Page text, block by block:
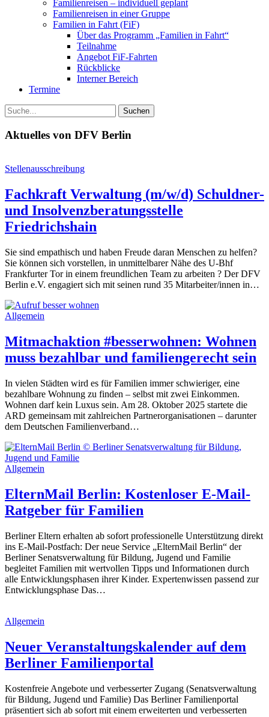
Familienreisen – individuell geplant
Familienreisen in einer Gruppe
Familien in Fahrt (FiF)
Über das Programm „Familien in Fahrt“
Teilnahme
Angebot FiF-Fahrten
Rückblicke
Interner Bereich
Termine
Suche
Aktuelles von DFV Berlin
Stellenausschreibung
Fachkraft Verwaltung (m/w/d) Schuldner-
und Insolvenzberatungsstelle
Friedrichshain
Sie sind empathisch und haben Freude daran Menschen zu helfen?
Sie können sich vorstellen, in unmittelbarer Nähe des U-Bhf
Frankfurter Tor in einem freundlichen Team zu arbeiten ? Der DFV
Berlin e.V. engagiert sich mit seinen rund 35 Mitarbeiter/innen in…
Allgemein
Mitmachaktion #besserwohnen: Wohnen
muss bezahlbar und familiengerecht sein
In vielen Städten wird es für Familien immer schwieriger, eine
bezahlbare Wohnung zu finden – selbst mit zwei Einkommen.
Wohnen darf kein Luxus sein. Am 28. Oktober 2025 startete die
ARD gemeinsam mit zahlreichen Partnerorganisationen – darunter
dem Deutschen Familienverband…
Allgemein
ElternMail Berlin: Kostenloser E-Mail-
Ratgeber für Familien
Berliner Eltern erhalten ab sofort professionelle Unterstützung direkt
ins E-Mail-Postfach: Der neue Service „ElternMail Berlin“ der
Berliner Senatsverwaltung für Bildung, Jugend und Familie
begleitet Familien mit wertvollen Tipps und Informationen durch
alle Entwicklungsphasen ihrer Kinder. Expertenwissen passend zur
Entwicklungsphase Das…
Allgemein
Neuer Veranstaltungskalender auf dem
Berliner Familienportal
Kostenfreie Angebote und verbesserter Zugang (Senatsverwaltung
für Bildung, Jugend und Familie) Das Berliner Familienportal
präsentiert sich ab sofort mit einem erweiterten und verbesserten